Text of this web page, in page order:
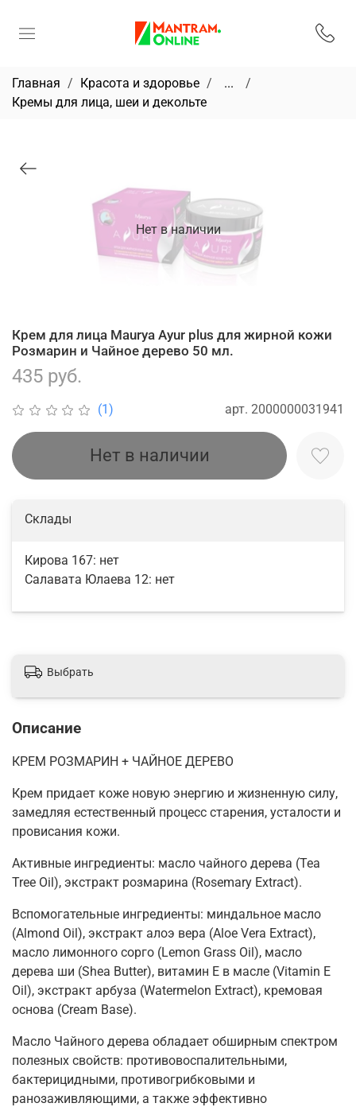
Главная Красота и здоровье
...
Кремы для лица, шеи и декольте
Нет в наличии
(1) арт. 2000000031941
Крем для лица Maurya Ayur plus для жирной кожи
Розмарин и Чайное дерево 50 мл.
435 руб.
Нет в наличии
Склады
Кирова 167: нет
Салавата Юлаева 12: нет
Выбрать
Описание
КРЕМ РОЗМАРИН + ЧАЙНОЕ ДЕРЕВО
Крем придает коже новую энергию и жизненную силу,
замедляя естественный процесс старения, усталости и
провисания кожи.
Активные ингредиенты: масло чайного дерева (Tea
Tree Oil), экстракт розмарина (Rosemary Extract).
Вспомогательные ингредиенты: миндальное масло
(Almond Oil), экстракт алоэ вера (Aloe Vera Extract),
масло лимонного сорго (Lemon Grass Oil), масло
дерева ши (Shea Butter), витамин Е в масле (Vitamin E
Oil), экстракт арбуза (Watermelon Extract), кремовая
основа (Cream Base).
Масло Чайного дерева обладает обширным спектром
полезных свойств: противовоспалительными,
бактерицидными, противогрибковыми и
ранозаживляющими, а также эффективно